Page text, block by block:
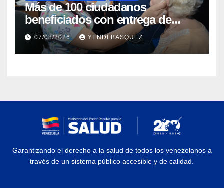
Más de 100 ciudadanos
beneficiados con entrega de
prótesis auditivas en el Centro de
Rehabilitación J.J. Arvelo
07/08/2026 YENDI BASQUEZ
Garantizando el derecho a la salud de todos los venezolanos a
través de un sistema público accesible y de calidad.